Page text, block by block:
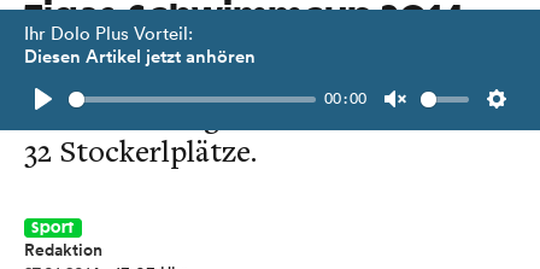
Ihr Dolo Plus Vorteil:
Diesen Artikel jetzt anhören
Play
00:00
Unmute
Tigas-Schwimmcup 2014
Die Schwimmunion holte in
Innsbruck insgesamt
32 Stockerlplätze.
Sport
Redaktion